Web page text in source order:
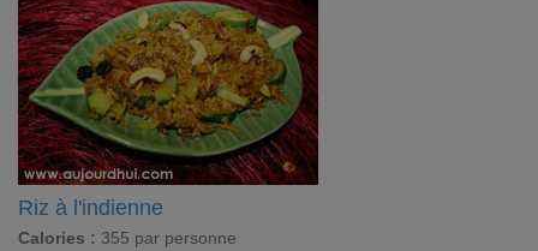
Riz à l'indienne
Calories : 355 par personne